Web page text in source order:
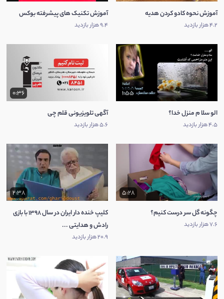
آموزش نحوه کادو کردن هدیه
4.2 هزار بازدید
آموزش تکنیک های پیشرفته بوکس
9.4 هزار بازدید
1:55
الو سلا م منزل خدا؟
4.5 هزار بازدید
0:36
آگهی تلویزیونی قلم چی
5.6 هزار بازدید
5:28
چگونه گل سر درست کنیم؟
7.6 هزار بازدید
2:38
كلیپ خنده دار ایران در سال 1398 با بازی
رادش و هدایتی ...
20.9 هزار بازدید